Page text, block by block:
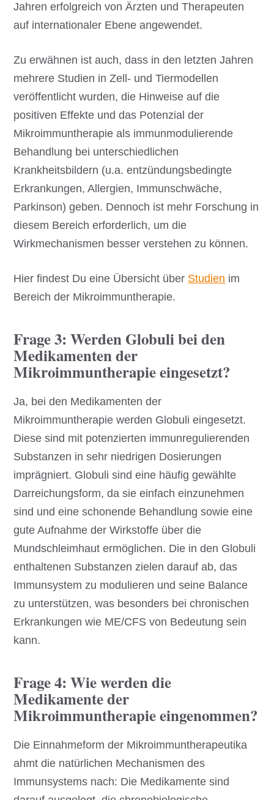
Jahren erfolgreich von Ärzten und Therapeuten
auf internationaler Ebene angewendet.
Zu erwähnen ist auch, dass in den letzten Jahren
mehrere Studien in Zell- und Tiermodellen
veröffentlicht wurden, die Hinweise auf die
positiven Effekte und das Potenzial der
Mikroimmuntherapie als immunmodulierende
Behandlung bei unterschiedlichen
Krankheitsbildern (u.a. entzündungsbedingte
Erkrankungen, Allergien, Immunschwäche,
Parkinson) geben. Dennoch ist mehr Forschung in
diesem Bereich erforderlich, um die
Wirkmechanismen besser verstehen zu können.
Hier findest Du eine Übersicht über Studien im
Bereich der Mikroimmuntherapie.
Frage 3: Werden Globuli bei den
Medikamenten der
Mikroimmuntherapie eingesetzt?
Ja, bei den Medikamenten der
Mikroimmuntherapie werden Globuli eingesetzt.
Diese sind mit potenzierten immunregulierenden
Substanzen in sehr niedrigen Dosierungen
imprägniert. Globuli sind eine häufig gewählte
Darreichungsform, da sie einfach einzunehmen
sind und eine schonende Behandlung sowie eine
gute Aufnahme der Wirkstoffe über die
Mundschleimhaut ermöglichen. Die in den Globuli
enthaltenen Substanzen zielen darauf ab, das
Immunsystem zu modulieren und seine Balance
zu unterstützen, was besonders bei chronischen
Erkrankungen wie ME/CFS von Bedeutung sein
kann.
Frage 4: Wie werden die
Medikamente der
Mikroimmuntherapie eingenommen?
Die Einnahmeform der Mikroimmuntherapeutika
ahmt die natürlichen Mechanismen des
Immunsystems nach: Die Medikamente sind